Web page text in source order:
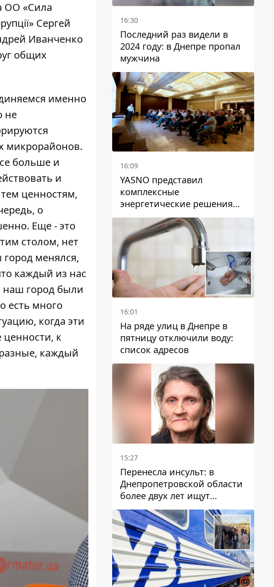
ОО «Сила
Сергей
Иванченко
общих
именно
не
микрорайонов.
больше и
и
ценностям,
о
Еще - это
столом, нет
менялся,
каждый из нас
наш город были
есть много
когда эти
ценности, к
каждый
16:30
Последний раз видели в
2024 году: в Днепре пропал
мужчина
16:09
YASNO представил
комплексные
энергетические решения
для бизнеса в Днепре
16:01
На ряде улиц в Днепре в
пятницу отключили воду:
список адресов
15:27
Перенесла инсульт: в
Днепропетровской области
более двух лет ищут
пропавшую женщину